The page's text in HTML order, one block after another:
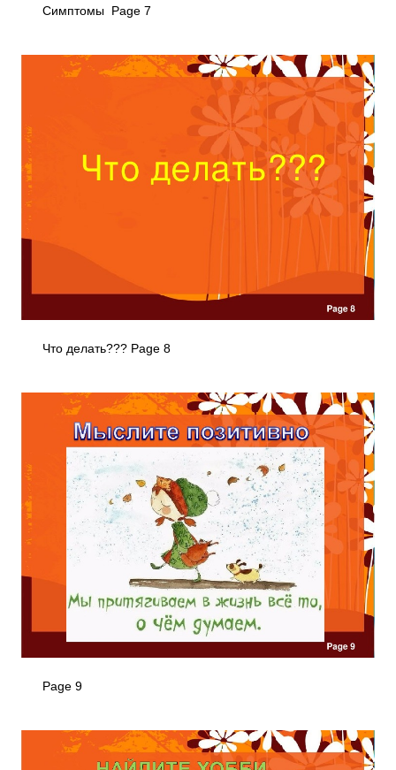
Симптомы Page 7
Что делать??? Page 8
Page 9